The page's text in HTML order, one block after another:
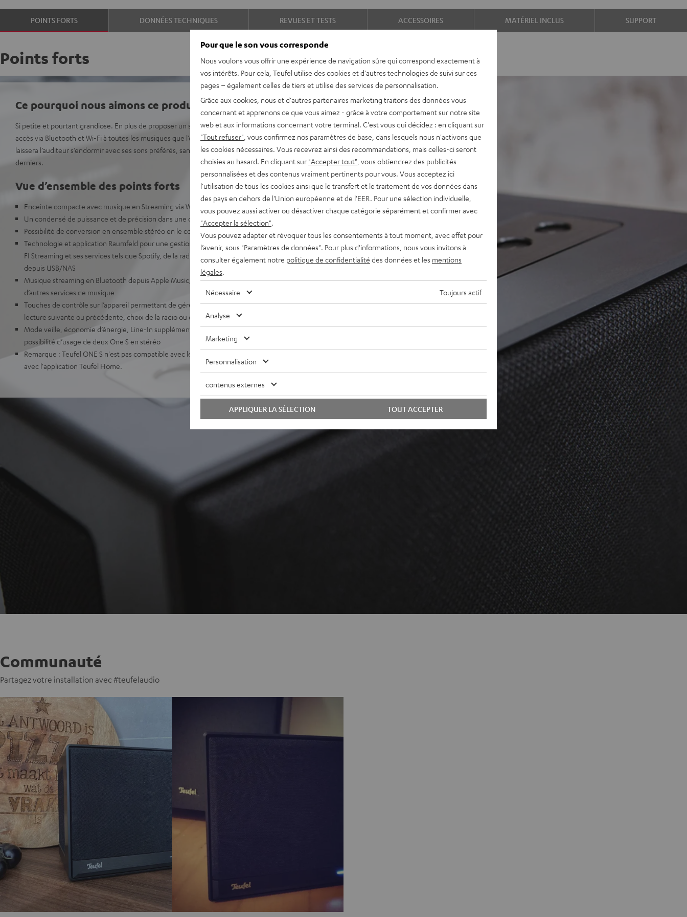
POINTS FORTS DONNÉES TECHNIQUES REVUES ET TESTS ACCESSOIRES MATÉRIEL INCLUS SUPPORT
Points forts
Ce pourquoi nous aimons ce produit
Si petite et pourtant grandiose. En plus de proposer un son d’une qualité certaine, elle permet un
accès via Bluetooth et Wi-Fi à toutes les musiques que l’on peut désirer. Sa minuterie quant-à-elle
laissera l’auditeur s’endormir avec ses sons préférés, sans crainte d’être réveillé plus tard par ces
derniers.
Vue d’ensemble des points forts
Enceinte compacte avec musique en Streaming via Wi-Fi et Bluetooth
Un condensé de puissance et de précision dans une construction discrète et élégante
Possibilité de conversion en ensemble stéréo en le combinant avec un autre One S sans fil
Technologie et application Raumfeld pour une gestion simple de la fonction Multiroom, du WI-
FI Streaming et ses services tels que Spotify, de la radio via internet ou encore des musiques
depuis USB/NAS
Musique streaming en Bluetooth depuis Apple Music, Amazon Music, Spotify et beaucoup
d’autres services de musique
Touches de contrôle sur l’appareil permettant de gérer les fonctions suivantes : Play/Pause,
lecture suivante ou précédente, choix de la radio ou de la playlist, intensité du volume audio
Mode veille, économie d’énergie, Line-In supplémentaire pour lecteur CD ou platine,
possibilité d’usage de deux One S en stéréo
Remarque : Teufel ONE S n'est pas compatible avec les produits de la série Teufel Home ou
avec l'application Teufel Home.
Communauté
Partagez votre installation avec #teufelaudio
Pour que le son vous corresponde
Nous voulons vous offrir une expérience de navigation sûre qui correspond exactement à
vos intérêts. Pour cela, Teufel utilise des cookies et d'autres technologies de suivi sur ces
pages – également celles de tiers et utilise des services de personnalisation.
Grâce aux cookies, nous et d'autres partenaires marketing traitons des données vous
concernant et apprenons ce que vous aimez - grâce à votre comportement sur notre site
web et aux informations concernant votre terminal. C'est vous qui décidez : en cliquant sur
"Tout refuser" , vous confirmez nos paramètres de base, dans lesquels nous n'activons que
les cookies nécessaires. Vous recevrez ainsi des recommandations, mais celles-ci seront
choisies au hasard. En cliquant sur "Accepter tout" , vous obtiendrez des publicités
personnalisées et des contenus vraiment pertinents pour vous. Vous acceptez ici
l'utilisation de tous les cookies ainsi que le transfert et le traitement de vos données dans
des pays en dehors de l'Union européenne et de l'EER. Pour une sélection individuelle,
vous pouvez aussi activer ou désactiver chaque catégorie séparément et confirmer avec
"Accepter la sélection"
Vous pouvez adapter et révoquer tous les consentements à tout moment, avec effet pour
l’avenir, sous "Paramètres de données". Pour plus d'informations, nous vous invitons à
consulter également notre politique de confidentialité des données et les mentions
légales
Nécessaire Toujours actif
Analyse
Marketing
Personnalisation
contenus externes
TOUT ACCEPTER
APPLIQUER LA SÉLECTION